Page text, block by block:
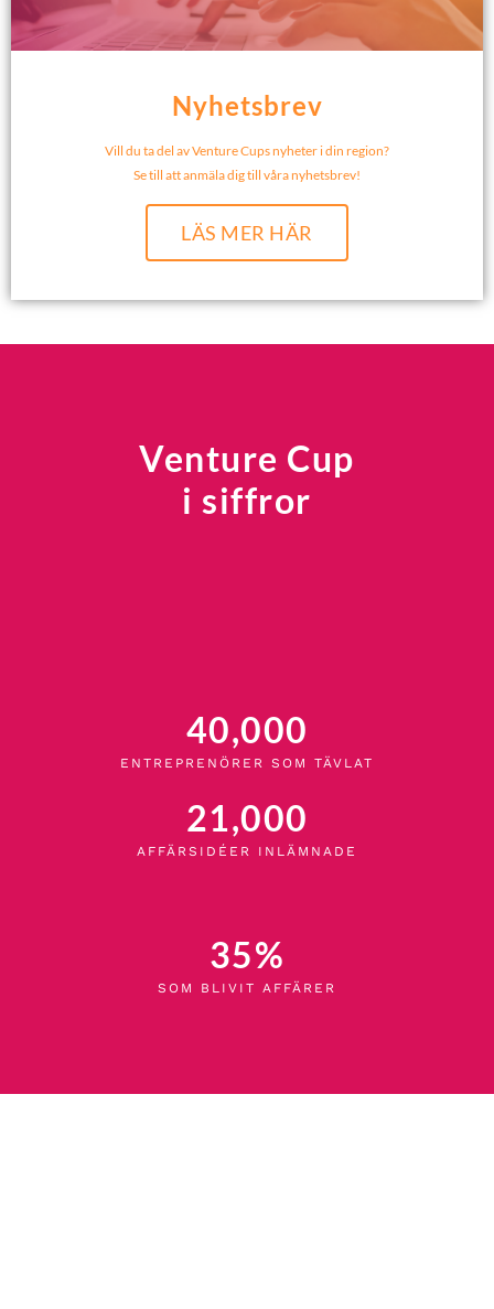
Nyhetsbrev
Vill du ta del av Venture Cups nyheter i din region?
Se till att anmäla dig till våra nyhetsbrev!
LÄS MER HÄR
Venture Cup
i siffror
ENTREPRENÖRER SOM TÄVLAT
40,000
AFFÄRSIDÉER INLÄMNADE
21,000
SOM BLIVIT AFFÄRER
35%